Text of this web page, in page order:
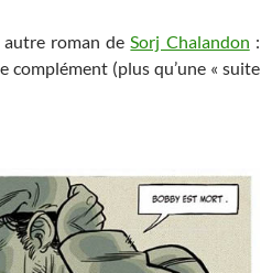
autre roman deSorj Chalandon :
complément (plus qu’une « suite